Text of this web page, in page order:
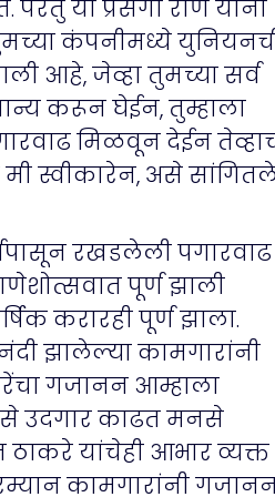
परंतु या प्रसंगी राणे यांनी
कंपनीमध्ये
आहे, जेव्हा तुमच्या सर्व
करून घेईन, तुम्हाला
मिळवून देईन
मी स्वीकारेन, असे
रखडलेली पगारवाढ
पूर्ण झाली
करारही पूर्ण झाला.
झालेल्या कामगारांनी
गजानन आम्हाला
उदगार काढत मनसे
ठाकरे यांचेही आभार व्यक्त
कामगारांनी